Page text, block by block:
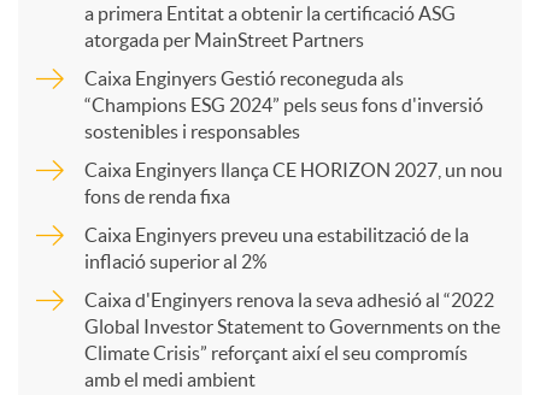
r
a primera Entitat a obtenir la certificació ASG
atorgada per MainStreet Partners
Caixa Enginyers Gestió reconeguda als
“Champions ESG 2024” pels seus fons d'inversió
sostenibles i responsables
Caixa Enginyers llança CE HORIZON 2027, un nou
fons de renda fixa
Caixa Enginyers preveu una estabilització de la
inflació superior al 2%
Caixa d'Enginyers renova la seva adhesió al “2022
Global Investor Statement to Governments on the
Climate Crisis” reforçant així el seu compromís
amb el medi ambient